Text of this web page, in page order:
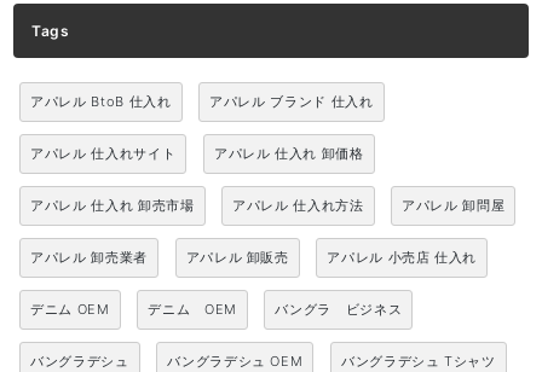
Tags
アパレル BtoB 仕入れ アパレル ブランド 仕入れ
アパレル 仕入れサイト アパレル 仕入れ 卸価格
アパレル 仕入れ 卸売市場 アパレル 仕入れ方法 アパレル 卸問屋
アパレル 卸売業者 アパレル 卸販売 アパレル 小売店 仕入れ
デニム OEM デニム OEM バングラ ビジネス
バングラデシュ バングラデシュ OEM バングラデシュ Tシャツ